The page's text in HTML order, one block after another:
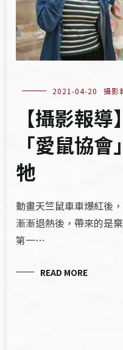
2021-04-20 攝影
【攝影報
「愛鼠協
牠
動畫天竺鼠車車爆紅後
漸漸退熱後，帶來的是
第一…
READ MORE